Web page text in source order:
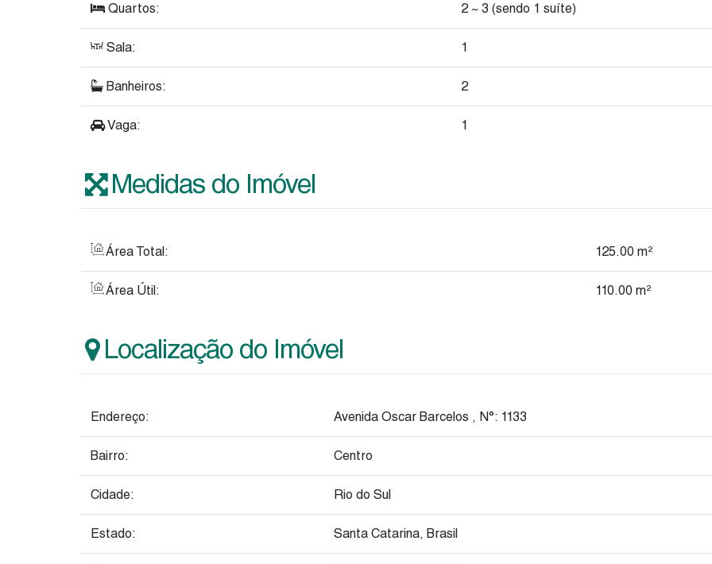
Quartos: 2 ~ 3 (sendo 1 suíte)
Sala: 1
Banheiros: 2
Vaga: 1
Medidas do Imóvel
Área Total: 125.00 m²
Área Útil: 110.00 m²
Localização do Imóvel
Endereço: Avenida Oscar Barcelos , N°: 1133
Bairro: Centro
Cidade: Rio do Sul
Estado: Santa Catarina, Brasil